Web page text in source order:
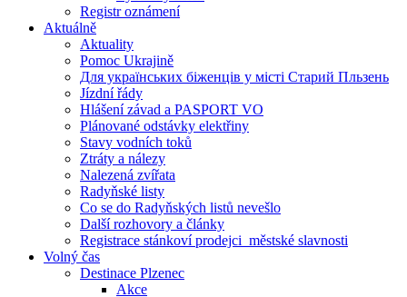
Registr oznámení
Aktuálně
Aktuality
Pomoc Ukrajině
Для українських біженців у місті Старий Пльзень
Jízdní řády
Hlášení závad a PASPORT VO
Plánované odstávky elektřiny
Stavy vodních toků
Ztráty a nálezy
Nalezená zvířata
Radyňské listy
Co se do Radyňských listů nevešlo
Další rozhovory a články
Registrace stánkoví prodejci_městské slavnosti
Volný čas
Destinace Plzenec
Akce